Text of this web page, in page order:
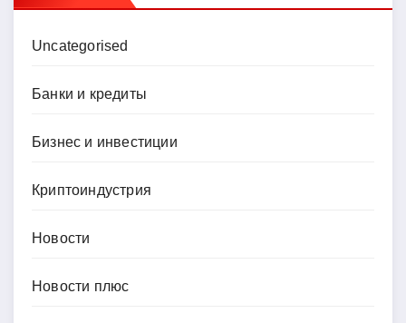
Uncategorised
Банки и кредиты
Бизнес и инвестиции
Криптоиндустрия
Новости
Новости плюс